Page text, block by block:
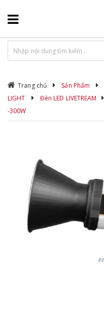
Trang chủ Sản Phẩm
LIGHT
Đèn LED LIVETREAM
-300W